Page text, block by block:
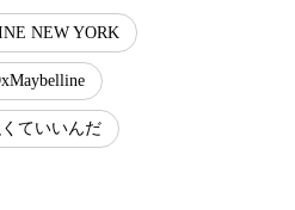
NEW YORK
ていいんだ